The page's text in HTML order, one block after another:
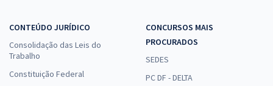
CONTEÚDO JURÍDICO
Consolidação das Leis do
Trabalho
Constituição Federal
CONCURSOS MAIS
PROCURADOS
SEDES
PC DF - DELTA